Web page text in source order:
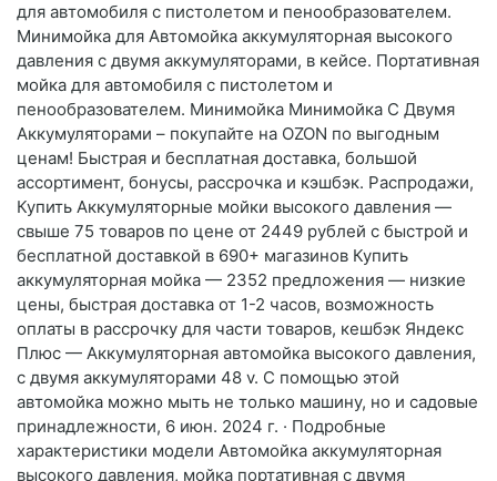
для автомобиля с пистолетом и пенообразователем.
Минимойка для Автомойка аккумуляторная высокого
давления с двумя аккумуляторами, в кейсе. Портативная
мойка для автомобиля с пистолетом и
пенообразователем. Минимойка Минимойка С Двумя
Аккумуляторами – покупайте на OZON по выгодным
ценам! Быстрая и бесплатная доставка, большой
ассортимент, бонусы, рассрочка и кэшбэк. Распродажи,
Купить Аккумуляторные мойки высокого давления —
свыше 75 товаров по цене от 2449 рублей с быстрой и
бесплатной доставкой в 690+ магазинов Купить
аккумуляторная мойка — 2352 предложения — низкие
цены, быстрая доставка от 1-2 часов, возможность
оплаты в рассрочку для части товаров, кешбэк Яндекс
Плюс — Аккумуляторная автомойка высокого давления,
с двумя аккумуляторами 48 v. С помощью этой
автомойка можно мыть не только машину, но и садовые
принадлежности, 6 июн. 2024 г. · Подробные
характеристики модели Автомойка аккумуляторная
высокого давления, мойка портативная с двумя